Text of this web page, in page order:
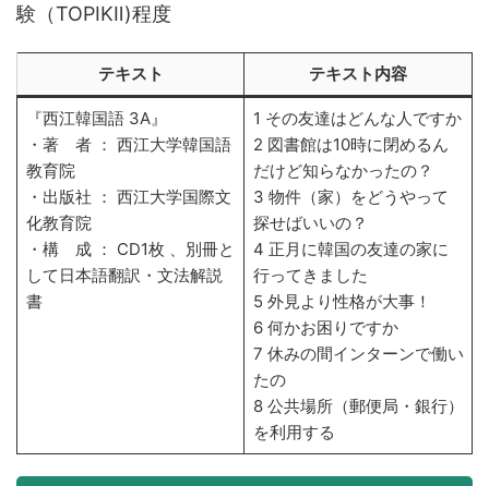
験（TOPIKⅡ)程度
テキスト テキスト内容
『西江韓国語 3A』
・著 者 ： 西江大学韓国語
教育院
・出版社 ： 西江大学国際文
化教育院
・構 成 ： CD1枚 、別冊と
して日本語翻訳・文法解説
書
1 その友達はどんな人ですか
2 図書館は10時に閉めるん
だけど知らなかったの？
3 物件（家）をどうやって
探せばいいの？
4 正月に韓国の友達の家に
行ってきました
5 外見より性格が大事！
6 何かお困りですか
7 休みの間インターンで働い
たの
8 公共場所（郵便局・銀行）
を利用する